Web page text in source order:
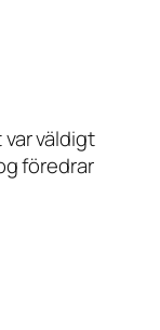
väldigt
föredrar